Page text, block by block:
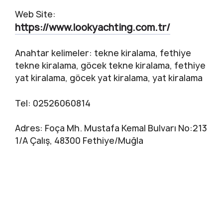
Web Site:
https://www.lookyachting.com.tr/
Anahtar kelimeler: tekne kiralama, fethiye
tekne kiralama, göcek tekne kiralama, fethiye
yat kiralama, göcek yat kiralama, yat kiralama
Tel: 02526060814
Adres: Foça Mh. Mustafa Kemal Bulvarı No:213
1/A Çalış, 48300 Fethiye/Muğla